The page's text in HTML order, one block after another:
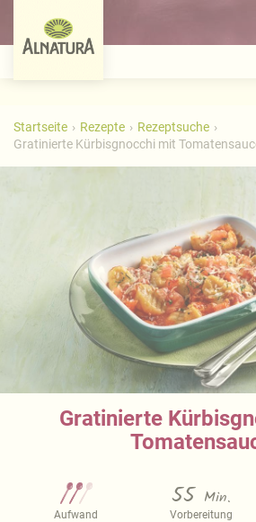
Startseite Rezepte
Rezeptsuche
Gratinierte Kürbisgnocchi mit
Gratinierte
Aufwand
55 Min.
Vorbereitung